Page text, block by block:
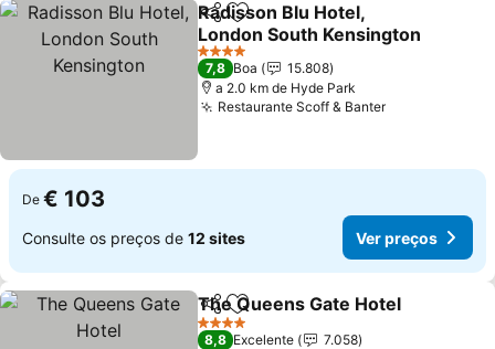
PartilharAdicionar aos favoritos
Radisson Blu Hotel,
London South Kensington
Ver preços
4 Estrelas
7,8 Boa
15.808
a 2.0 km de Hyde Park
Restaurante Scoff & BanterVer preços
De € 103
Consulte os preços de 12 sites Ver preços
PartilharAdicionar aos favoritos
The Queens Gate Hotel
4 Estrelas
8,8 Excelente
7.058